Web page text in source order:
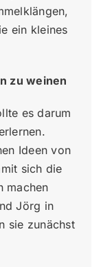
ein kleines
zu weinen
es darum
Ideen von
sich die
machen
Jörg in
sie zunächst